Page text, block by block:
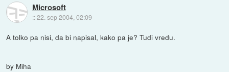
Microsoft
::22. sep 2004, 02:09
A tolko pa nisi, da bi napisal, kako pa je? Tudi vredu.
by Miha